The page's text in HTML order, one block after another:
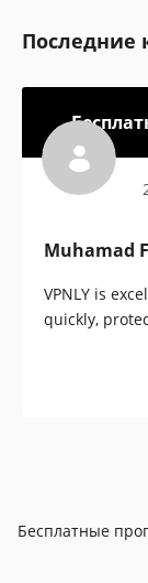
Последние
Muhamad
VPNLY is
quickly,
Бесплатные